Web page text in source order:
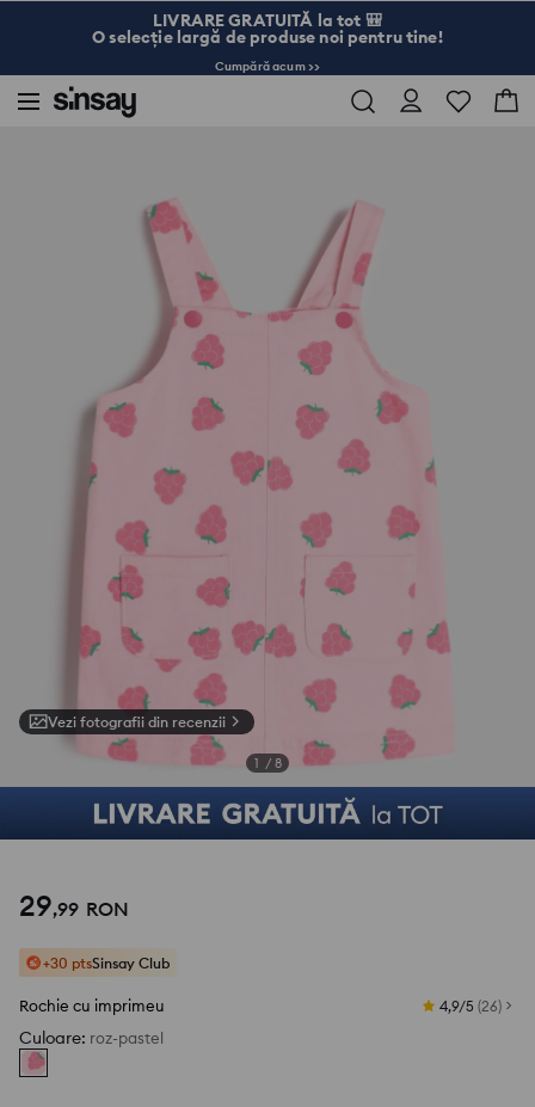
LIVRARE GRATUITĂ la tot 🎒
O selecție largă de produse noi pentru tine!
Cumpără acum >>
Vezi fotografii din recenzii
1 / 8
29,99 RON
+30 ptsSinsay Club
Rochie cu imprimeu 4,9/5 (26)
Culoare: roz-pastel